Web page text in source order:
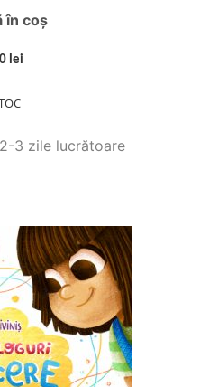
în coș
lei
2-3 zile lucrătoare